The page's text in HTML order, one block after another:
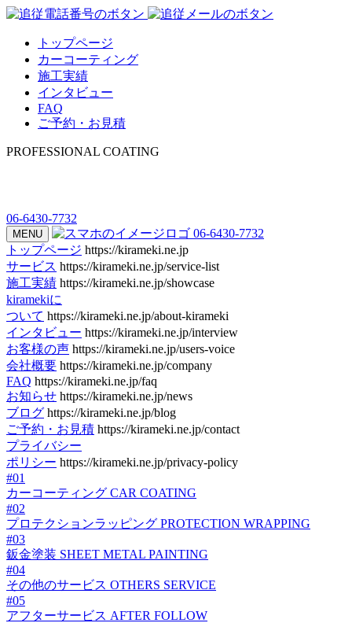
トップページ
カーコーティング
施工実績
インタビュー
FAQ
ご予約・お見積
PROFESSIONAL COATING
06-6430-7732
MENU
06-6430-7732
トップページ https://kirameki.ne.jp
サービス https://kirameki.ne.jp/service-list
施工実績 https://kirameki.ne.jp/showcase
kiramekiに
ついて https://kirameki.ne.jp/about-kirameki
インタビュー https://kirameki.ne.jp/interview
お客様の声 https://kirameki.ne.jp/users-voice
会社概要 https://kirameki.ne.jp/company
FAQ https://kirameki.ne.jp/faq
お知らせ https://kirameki.ne.jp/news
ブログ https://kirameki.ne.jp/blog
ご予約・お見積 https://kirameki.ne.jp/contact
プライバシー
ポリシー https://kirameki.ne.jp/privacy-policy
#01
カーコーティング CAR COATING
#02
プロテクションラッピング PROTECTION WRAPPING
#03
鈑金塗装 SHEET METAL PAINTING
#04
その他のサービス OTHERS SERVICE
#05
アフターサービス AFTER FOLLOW